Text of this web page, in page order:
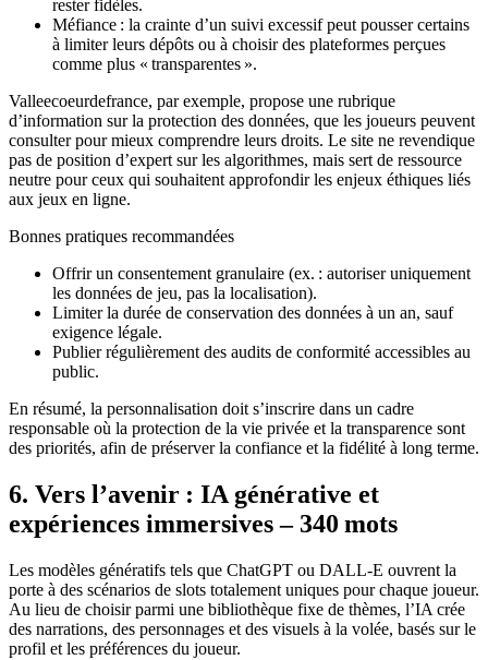
rester fidèles.
Méfiance : la crainte d’un suivi excessif peut pousser certains
à limiter leurs dépôts ou à choisir des plateformes perçues
comme plus « transparentes ».
Valleecoeurdefrance, par exemple, propose une rubrique
d’information sur la protection des données, que les joueurs peuvent
consulter pour mieux comprendre leurs droits. Le site ne revendique
pas de position d’expert sur les algorithmes, mais sert de ressource
neutre pour ceux qui souhaitent approfondir les enjeux éthiques liés
aux jeux en ligne.
Bonnes pratiques recommandées
Offrir un consentement granulaire (ex. : autoriser uniquement
les données de jeu, pas la localisation).
Limiter la durée de conservation des données à un an, sauf
exigence légale.
Publier régulièrement des audits de conformité accessibles au
public.
En résumé, la personnalisation doit s’inscrire dans un cadre
responsable où la protection de la vie privée et la transparence sont
des priorités, afin de préserver la confiance et la fidélité à long terme.
6. Vers l’avenir : IA générative et
expériences immersives – 340 mots
Les modèles génératifs tels que ChatGPT ou DALL‑E ouvrent la
porte à des scénarios de slots totalement uniques pour chaque joueur.
Au lieu de choisir parmi une bibliothèque fixe de thèmes, l’IA crée
des narrations, des personnages et des visuels à la volée, basés sur le
profil et les préférences du joueur.